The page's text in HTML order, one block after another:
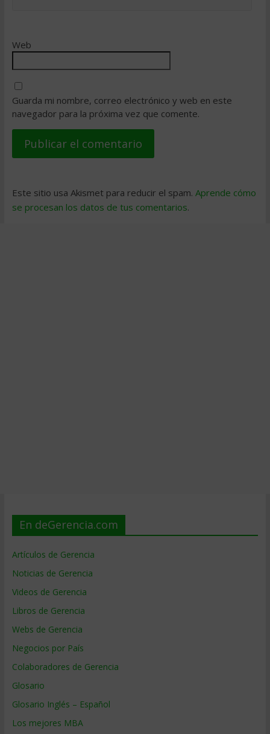
Web
Guarda mi nombre, correo electrónico y web en este
navegador para la próxima vez que comente.
Este sitio usa Akismet para reducir el spam. Aprende cómo
se procesan los datos de tus comentarios.
En deGerencia.com
Artículos de Gerencia
Noticias de Gerencia
Videos de Gerencia
Libros de Gerencia
Webs de Gerencia
Negocios por País
Colaboradores de Gerencia
Glosario
Glosario Inglés – Español
Los mejores MBA